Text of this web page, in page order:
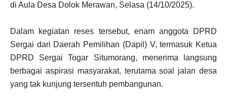
di Aula Desa Dolok Merawan, Selasa (14/10/2025).
Dalam kegiatan reses tersebut, enam anggota DPRD
Sergai dari Daerah Pemilihan (Dapil) V, termasuk Ketua
DPRD Sergai Togar Situmorang, menerima langsung
berbagai aspirasi masyarakat, terutama soal jalan desa
yang tak kunjung tersentuh pembangunan.